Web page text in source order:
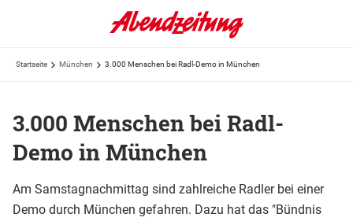
Startseite München 3.000 Menschen bei Radl-Demo in München
3.000 Menschen bei Radl-
Demo in München
Am Samstagnachmittag sind zahlreiche Radler bei einer
Demo durch München gefahren. Dazu hat das "Bündnis